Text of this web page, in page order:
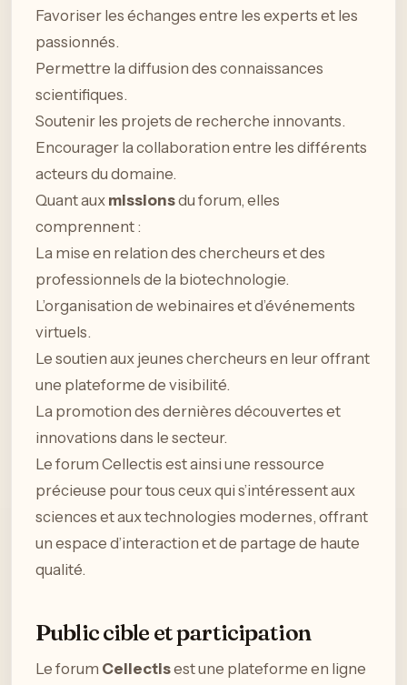
Favoriser les échanges entre les experts et les
passionnés.
Permettre la diffusion des connaissances
scientifiques.
Soutenir les projets de recherche innovants.
Encourager la collaboration entre les différents
acteurs du domaine.
Quant aux missionsdu forum, elles
comprennent :
La mise en relation des chercheurs et des
professionnels de la biotechnologie.
L’organisation de webinaires et d’événements
virtuels.
Le soutien aux jeunes chercheurs en leur offrant
une plateforme de visibilité.
La promotion des dernières découvertes et
innovations dans le secteur.
Le forum Cellectis est ainsi une ressource
précieuse pour tous ceux qui s’intéressent aux
sciences et aux technologies modernes, offrant
un espace d’interaction et de partage de haute
qualité.
Public cible et participation
Le forum Cellectisest une plateforme en ligne